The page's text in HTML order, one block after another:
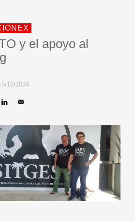
y el apoyo al
10/2014